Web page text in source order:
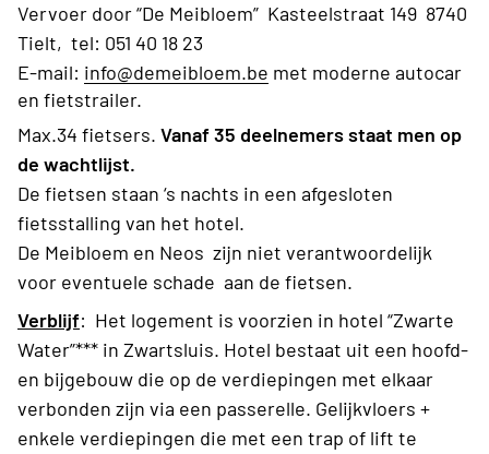
Vervoer door “De Meibloem” Kasteelstraat 149 8740
Tielt, tel: 051 40 18 23
E-mail: info@demeibloem.be met moderne autocar
en fietstrailer.
Max.34 fietsers. Vanaf 35 deelnemers staat men op
de wachtlijst.
De fietsen staan ‘s nachts in een afgesloten
fietsstalling van het hotel.
De Meibloem en Neos zijn niet verantwoordelijk
voor eventuele schade aan de fietsen.
Verblijf: Het logement is voorzien in hotel “Zwarte
Water”*** in Zwartsluis. Hotel bestaat uit een hoofd-
en bijgebouw die op de verdiepingen met elkaar
verbonden zijn via een passerelle. Gelijkvloers +
enkele verdiepingen die met een trap of lift te